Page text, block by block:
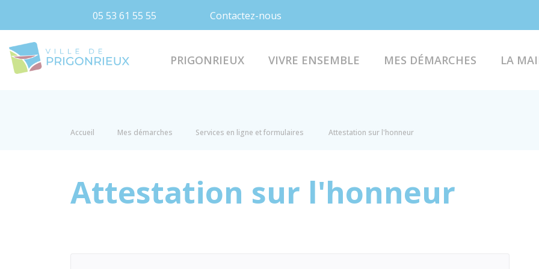
05 53 61 55 55 Contactez-nous
PRIGONRIEUX VIVRE ENSEMBLE MES DÉMARCHES LA
Accueil Mes démarches Services en ligne et formulaires Attestation sur l'honneur
Attestation sur l'honneur